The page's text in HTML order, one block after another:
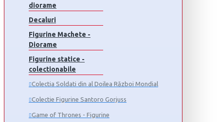
diorame
Decaluri
Figurine Machete -
Diorame
Figurine statice -
colectionabile
Colectia Soldati din al Doilea Război Mondial
Colectie Figurine Santoro Gorjuss
Game of Thrones - Figurine